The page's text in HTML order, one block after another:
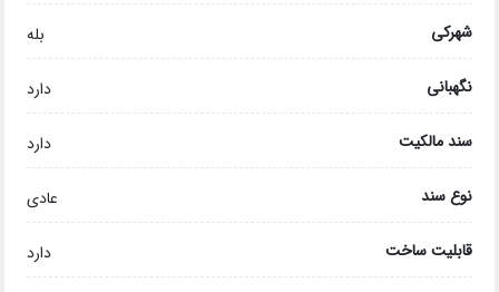
شهرکی بله
نگهبانی دارد
سند مالکیت دارد
نوع سند عادی
قابلیت ساخت دارد